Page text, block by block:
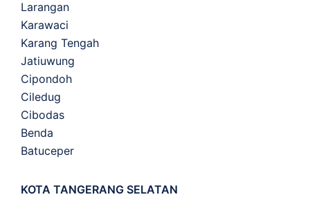
Larangan
Karawaci
Karang Tengah
Jatiuwung
Cipondoh
Ciledug
Cibodas
Benda
Batuceper
KOTA TANGERANG SELATAN